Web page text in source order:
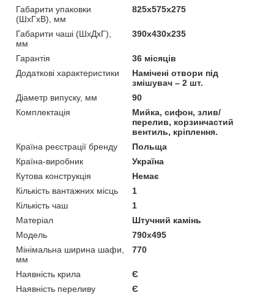
Габарити упаковки
(ШхГхВ), мм
825х575х275
Габарити чаші (ШхДхГ),
мм
390х430х235
Гарантія
36 місяців
Додаткові характеристики
Намічені отвори під
змішувач – 2 шт.
Діаметр випуску, мм
90
Комплектація
Мийка, сифон, злив/
перелив, корзинчастий
вентиль, кріплення.
Країна реєстрації бренду
Польща
Країна-виробник
Україна
Кутова конструкція
Немає
Кількість вантажних місць
1
Кількість чаш
1
Матеріал
Штучний камінь
Мoдель
790x495
Мінімальна ширина шафи,
мм
770
Наявність крила
Є
Наявність переливу
Є